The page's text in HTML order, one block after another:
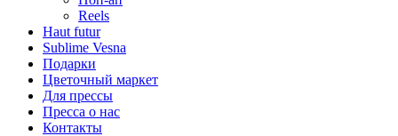
Reels
Haut futur
Sublime Vesna
Подарки
Цветочный маркет
Для прессы
Пресса о нас
Контакты